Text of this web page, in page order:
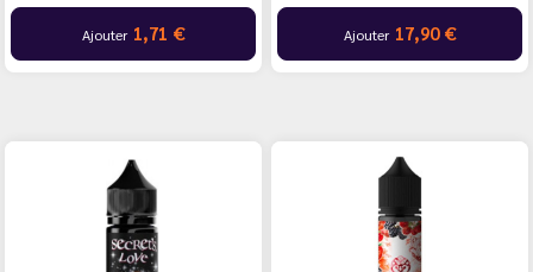
Ajouter 1,71 € Ajouter 17,90 €